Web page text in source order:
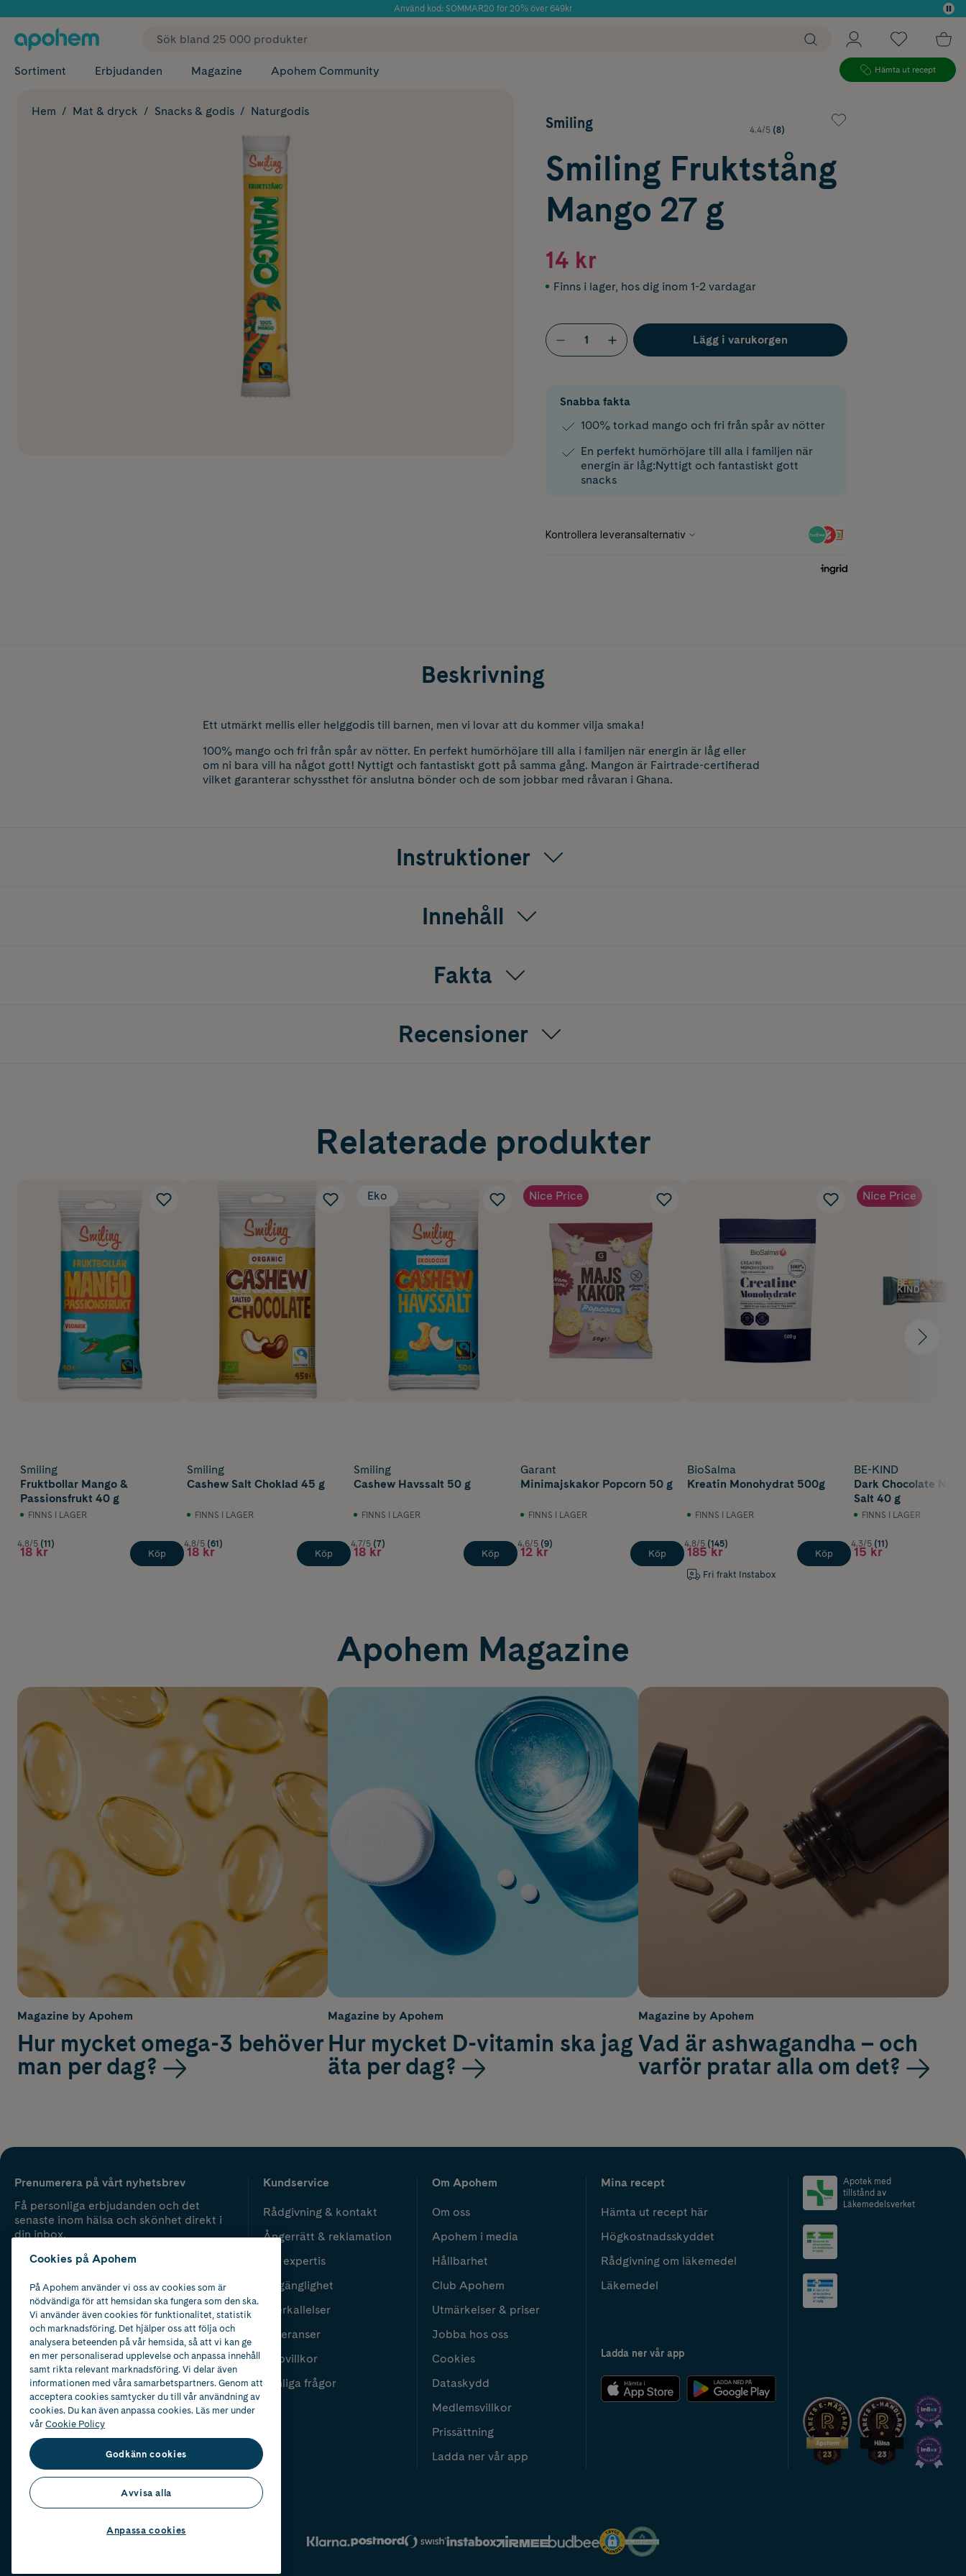
Använd kod: SOMMAR20 för 20% över 649kr
✓ Fri frakt
Sortiment Erbjudanden Magazine Apohem Community Hämta ut recept
Hem Mat & dryck Snacks & godis Naturgodis
Smiling 4.4/5 (8)
Smiling Fruktstång
Mango 27 g
14 kr
Finns i lager, hos dig inom 1-2 vardagar
Lägg i varukorgen
Snabba fakta
100% torkad mango och fri från spår av nötter
En perfekt humörhöjare till alla i familjen när
energin är låg:Nyttigt och fantastiskt gott
snacks
Beskrivning
Ett utmärkt mellis eller helggodis till barnen, men vi lovar att du kommer vilja smaka!
100% mango och fri från spår av nötter. En perfekt humörhöjare till alla i familjen när energin är låg eller
om ni bara vill ha något gott! Nyttigt och fantastiskt gott på samma gång. Mangon är Fairtrade-certifierad
vilket garanterar schyssthet för anslutna bönder och de som jobbar med råvaran i Ghana.
Instruktioner
Innehåll
Fakta
Recensioner
Relaterade produkter
Smiling
Fruktbollar Mango &
Passionsfrukt 40 g
FINNS I LAGER
4.8/5 (11)
18 kr Köp
Smiling
Cashew Salt Choklad 45 g
FINNS I LAGER
4.8/5 (61)
18 kr Köp
Eko
Smiling
Cashew Havssalt 50 g
FINNS I LAGER
4.7/5 (7)
18 kr Köp
Nice Price
Garant
Minimajskakor Popcorn 50 g
FINNS I LAGER
4.6/5 (9)
12 kr Köp
BioSalma
Kreatin Monohydrat 500g
FINNS I LAGER
4.8/5 (145)
185 kr
Fri frakt Instabox
Köp
Nice Price
BE-KIND
Dark Chocolate Nuts
Salt 40 g
FINNS I LAGER
4.3/5 (11)
15 kr
Apohem Magazine
Magazine by Apohem
Hur mycket omega-3 behöver
man per dag?
Magazine by Apohem
Hur mycket D-vitamin ska jag
äta per dag?
Magazine by Apohem
Vad är ashwagandha – och
varför pratar alla om det?
Prenumerera på vårt nyhetsbrev
Få personliga erbjudanden och det
senaste inom hälsa och skönhet direkt i
din inbox.
Kundservice
Rådgivning & kontakt
Ångerrätt & reklamation
Vår expertis
Tillgänglighet
Återkallelser
Leveranser
Köpvillkor
Vanliga frågor
Om Apohem
Om oss
Apohem i media
Hållbarhet
Club Apohem
Utmärkelser & priser
Jobba hos oss
Cookies
Dataskydd
Medlemsvillkor
Prissättning
Ladda ner vår app
Mina recept
Hämta ut recept här
Högkostnadsskyddet
Rådgivning om läkemedel
Läkemedel
Ladda ner vår app
Apotek med
tillstånd av
Läkemedelsverket
2024
Cookies på Apohem
På Apohem använder vi oss av cookies som är
nödvändiga för att hemsidan ska fungera som den ska.
Vi använder även cookies för funktionalitet, statistik
och marknadsföring. Det hjälper oss att följa och
analysera beteenden på vår hemsida, så att vi kan ge
en mer personaliserad upplevelse och anpassa innehåll
samt rikta relevant marknadsföring. Vi delar även
informationen med våra samarbetspartners. Genom att
acceptera cookies samtycker du till vår användning av
cookies. Du kan även anpassa cookies. Läs mer under
vårCookie Policy
Godkänn cookies
Avvisa alla
Anpassa cookies